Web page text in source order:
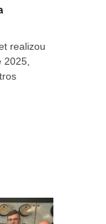
realizou
2025,